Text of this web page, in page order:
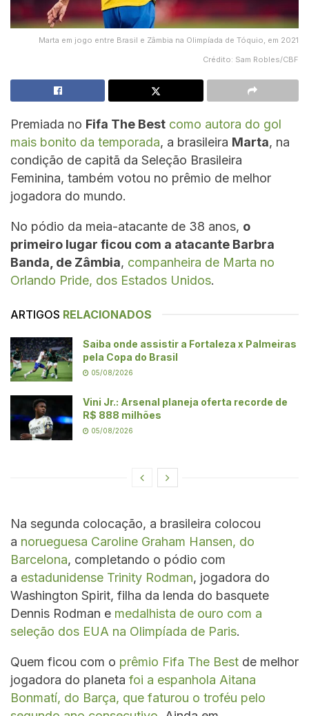
Marta em jogo entre Brasil e Zâmbia na Olimpíada de Tóquio, em 2021
Crédito: Sam Robles/CBF
Premiada no Fifa The Best como autora do gol
mais bonito da temporada, a brasileira Marta, na
condição de capitã da Seleção Brasileira
Feminina, também votou no prêmio de melhor
jogadora do mundo.
No pódio da meia-atacante de 38 anos, o
primeiro lugar ficou com a atacante Barbra
Banda, de Zâmbia, companheira de Marta no
Orlando Pride, dos Estados Unidos.
ARTIGOS RELACIONADOS
Saiba onde assistir a Fortaleza x Palmeiras
pela Copa do Brasil
05/08/2026
Vini Jr.: Arsenal planeja oferta recorde de
R$ 888 milhões
05/08/2026
Na segunda colocação, a brasileira colocou
a norueguesa Caroline Graham Hansen, do
Barcelona, completando o pódio com
a estadunidense Trinity Rodman, jogadora do
Washington Spirit, filha da lenda do basquete
Dennis Rodman e medalhista de ouro com a
seleção dos EUA na Olimpíada de Paris.
Quem ficou com o prêmio Fifa The Best de melhor
jogadora do planeta foi a espanhola Aitana
Bonmatí, do Barça, que faturou o troféu pelo